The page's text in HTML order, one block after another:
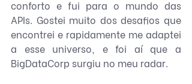
conforto e fui para o mundo das
APIs. Gostei muito dos desafios que
encontrei e rapidamente me adaptei
a esse universo, e foi aí que a
BigDataCorp surgiu no meu radar.